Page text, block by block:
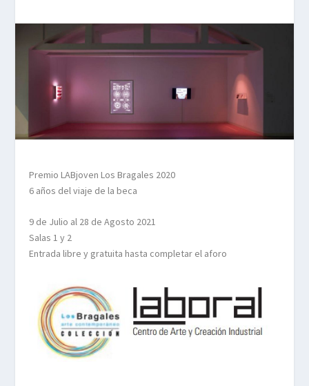
Premio LABjoven Los Bragales 2020
6 años del viaje de la beca
9 de Julio al 28 de Agosto 2021
Salas 1 y 2
Entrada libre y gratuita hasta completar el aforo